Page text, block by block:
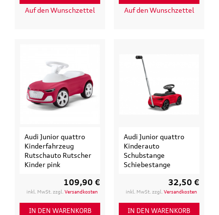
Auf den Wunschzettel Auf den Wunschzettel
Audi Junior quattro
Kinderfahrzeug
Rutschauto Rutscher
Kinder pink
109,90 €
inkl. MwSt. zzgl.Versandkosten
IN DEN WARENKORB
Audi Junior quattro
Kinderauto
Schubstange
Schiebestange
32,50 €
inkl. MwSt. zzgl. Versandkosten
IN DEN WARENKORB